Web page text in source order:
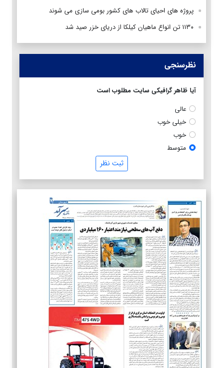
پروژه های احیای تالاب های کشور بومی سازی می شوند
۱۱۳۰ تن انواع ماهیان کیلکا از دریای خزر صید شد
نظرسنجی
آیا ظاهر گرافیکی سایت مطلوب است
عالی
خیلی خوب
خوب
متوسط
ثبت نظر